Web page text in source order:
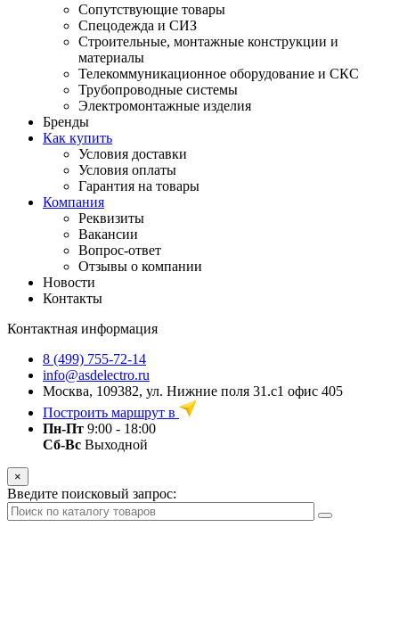
Сопутствующие товары
Спецодежда и СИЗ
Строительные, монтажные конструкции и
материалы
Телекоммуникационное оборудование и СКС
Трубопроводные системы
Электромонтажные изделия
Бренды
Как купить
Условия доставки
Условия оплаты
Гарантия на товары
Компания
Реквизиты
Вакансии
Вопрос-ответ
Отзывы о компании
Новости
Контакты
Контактная информация
8 (499) 755-72-14
info@asdelectro.ru
Москва, 109382, ул. Нижние поля 31.с1 офис 405
Построить маршрут в
Пн-Пт 9:00 - 18:00
Сб-Вс Выходной
×
Введите поисковый запрос: